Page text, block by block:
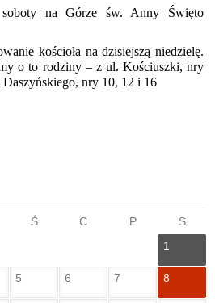
na Górze św. Anny Święto
kościoła na dzisiejszą niedzielę.
o to rodziny – z ul. Kościuszki, nry
nry 10, 12 i 16
Ś C P
S
1
5 6 7 8